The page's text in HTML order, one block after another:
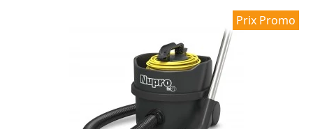
Prix Promo